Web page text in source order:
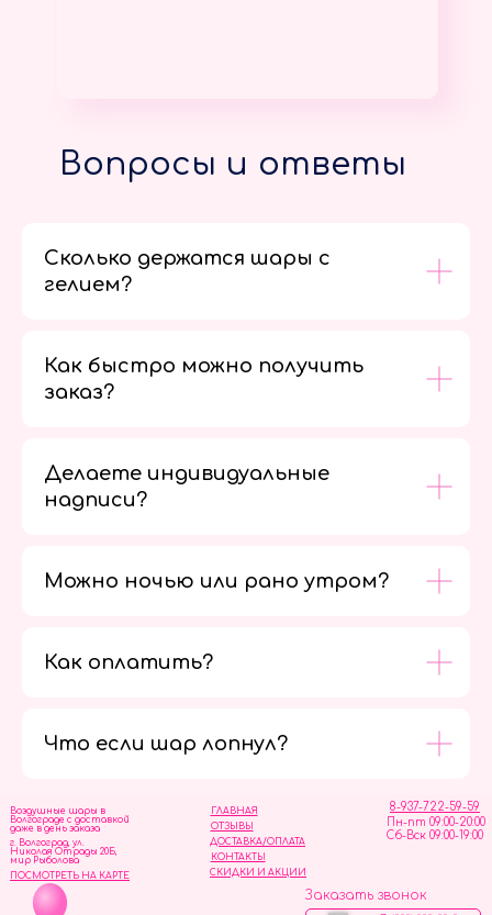
Вопросы и ответы
Сколько держатся шары с
гелием?
Как быстро можно получить
заказ?
Делаете индивидуальные
надписи?
Можно ночью или рано утром?
Как оплатить?
Что если шар лопнул?
ОТЗЫВЫ
ГЛАВНАЯ
ДОСТАВКА/ОПЛАТА
СКИДКИ И АКЦИИ
КОНТАКТЫ
8-937-722-59-59
Пн-пт 09:00-20:00
Сб-Вск 09:00-19:00
Воздушные шары в
Волгограде с доставкой
даже в день заказа
Заказать звонок
г. Волгоград, ул.
Николая Отрады 20Б,
мир Рыболова
ПОСМОТРЕТЬ НА КАРТЕ